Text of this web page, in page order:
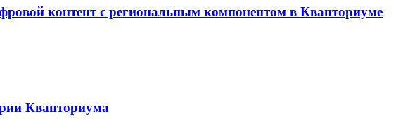
контент с региональным компонентом в Кванториуме
Кванториума